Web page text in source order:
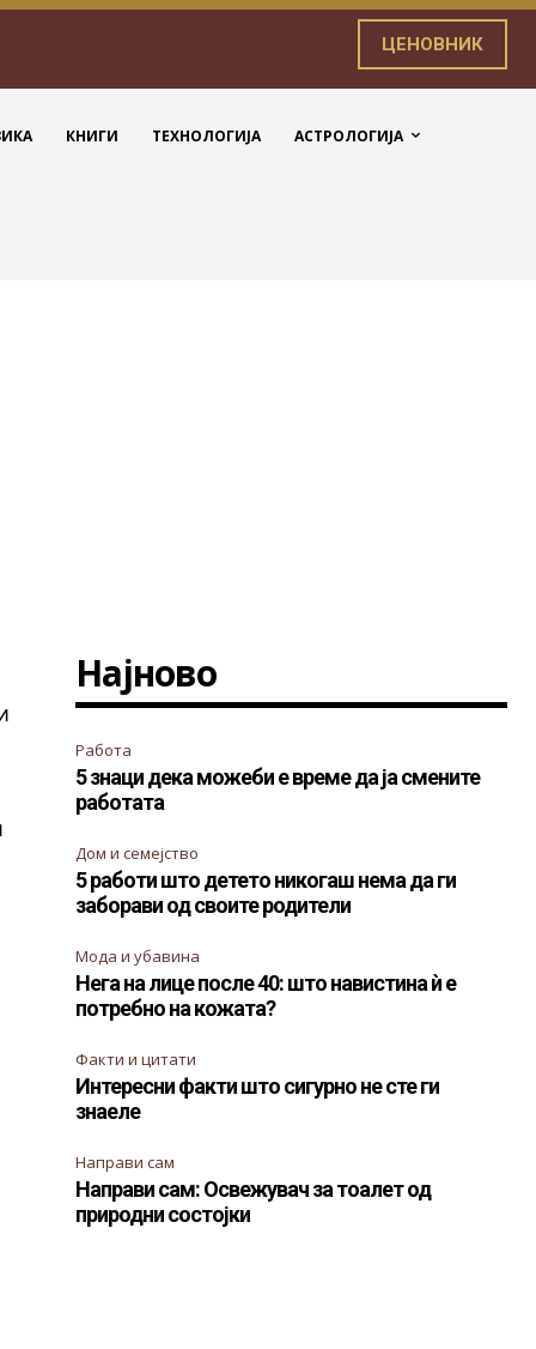
ЦЕНОВНИК
КНИГИ ТЕХНОЛОГИЈА АСТРОЛОГИЈА
Најново
Работа
5 знаци дека можеби е време да ја смените
работата
Дом и семејство
5 работи што детето никогаш нема да ги
заборави од своите родители
Мода и убавина
Нега на лице после 40: што навистина ѝ е
потребно на кожата?
Факти и цитати
Интересни факти што сигурно не сте ги
знаеле
Направи сам
Направи сам: Освежувач за тоалет од
природни состојки